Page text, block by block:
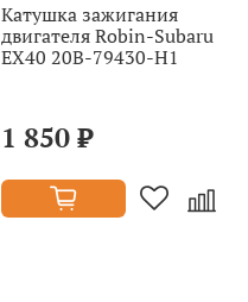
Катушка зажигания
двигателя Robin-Subaru
EX40 20B-79430-H1
1 850 ₽